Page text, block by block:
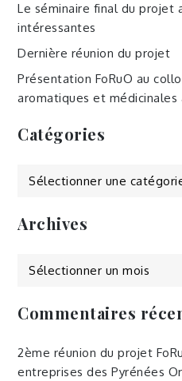
Le séminaire final du projet
intéressantes
Dernière réunion du projet
Présentation FoRuO au
aromatiques et médicinales
Catégories
Catégories
Archives
Commentaires
2ème réunion du projet
entreprises des Pyrénées